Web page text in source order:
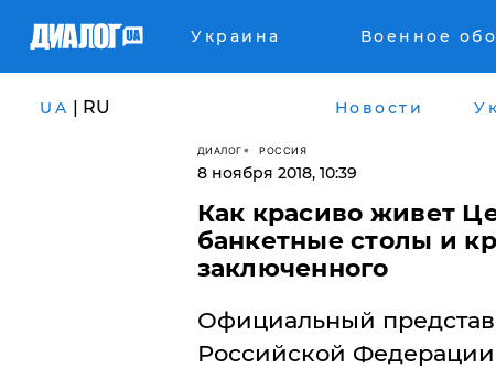
Украина Военное
UA | RU Новости
ДИАЛОГ РОССИЯ
8 ноября 2018, 10:39
Как красиво живет
банкетные столы и
заключенного
Официальный
Российской